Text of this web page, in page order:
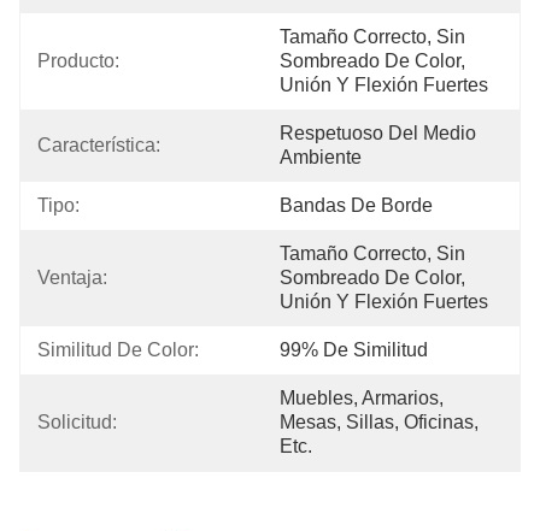
Producto:
Tamaño Correcto, Sin
Sombreado De Color,
Unión Y Flexión Fuertes
Característica:
Respetuoso Del Medio
Ambiente
Tipo: Bandas De Borde
Ventaja:
Tamaño Correcto, Sin
Sombreado De Color,
Unión Y Flexión Fuertes
Similitud De Color: 99% De Similitud
Solicitud:
Muebles, Armarios,
Mesas, Sillas, Oficinas,
Etc.